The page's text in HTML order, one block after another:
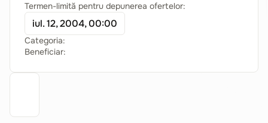
Termen-limită pentru depunerea ofertelor:
iul. 12, 2004, 00:00
Categoria:
Beneficiar: